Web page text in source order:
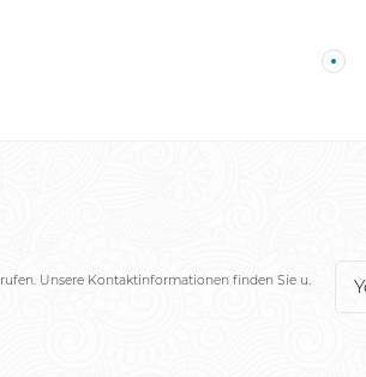
Unsere Kontaktinformationen finden Sie u.